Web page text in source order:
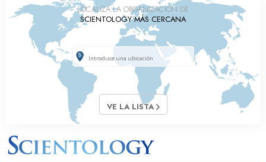
LOCALIZA LA ORGANIZACIÓN DE
SCIENTOLOGY MÁS CERCANA
VE LA LISTA